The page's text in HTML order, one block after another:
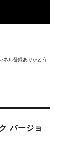
ネル登録ありがとう
バージョ